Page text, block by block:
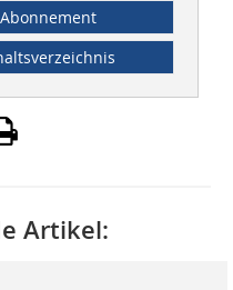
Abonnement
Artikel: